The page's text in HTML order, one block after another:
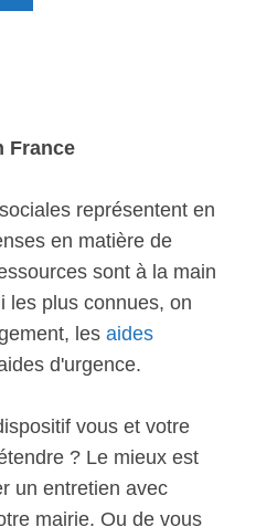
France
représentent en
en matière de
sont à la main
les plus connues, on
les aides
d'urgence.
vous et votre
? Le mieux est
un entretien avec
mairie. Ou de vous